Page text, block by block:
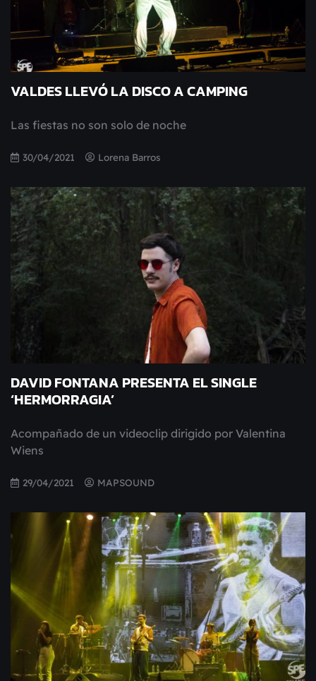
VALDES LLEVÓ LA DISCO A CAMPING
Las fiestas no son solo de noche
30/04/2021 Lorena Barros
DAVID FONTANA PRESENTA EL SINGLE
‘HERMORRAGIA’
Acompañado de un videoclip dirigido por Valentina
Wiens
29/04/2021 MAPSOUND